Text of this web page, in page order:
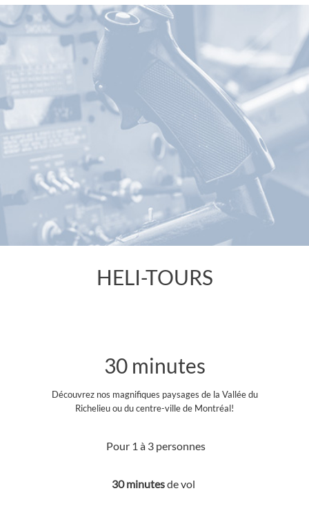
HELI-TOURS
30 minutes
Découvrez nos magnifiques paysages de la Vallée du
Richelieu ou du centre-ville de Montréal!
Pour 1 à 3 personnes
30 minutesde vol